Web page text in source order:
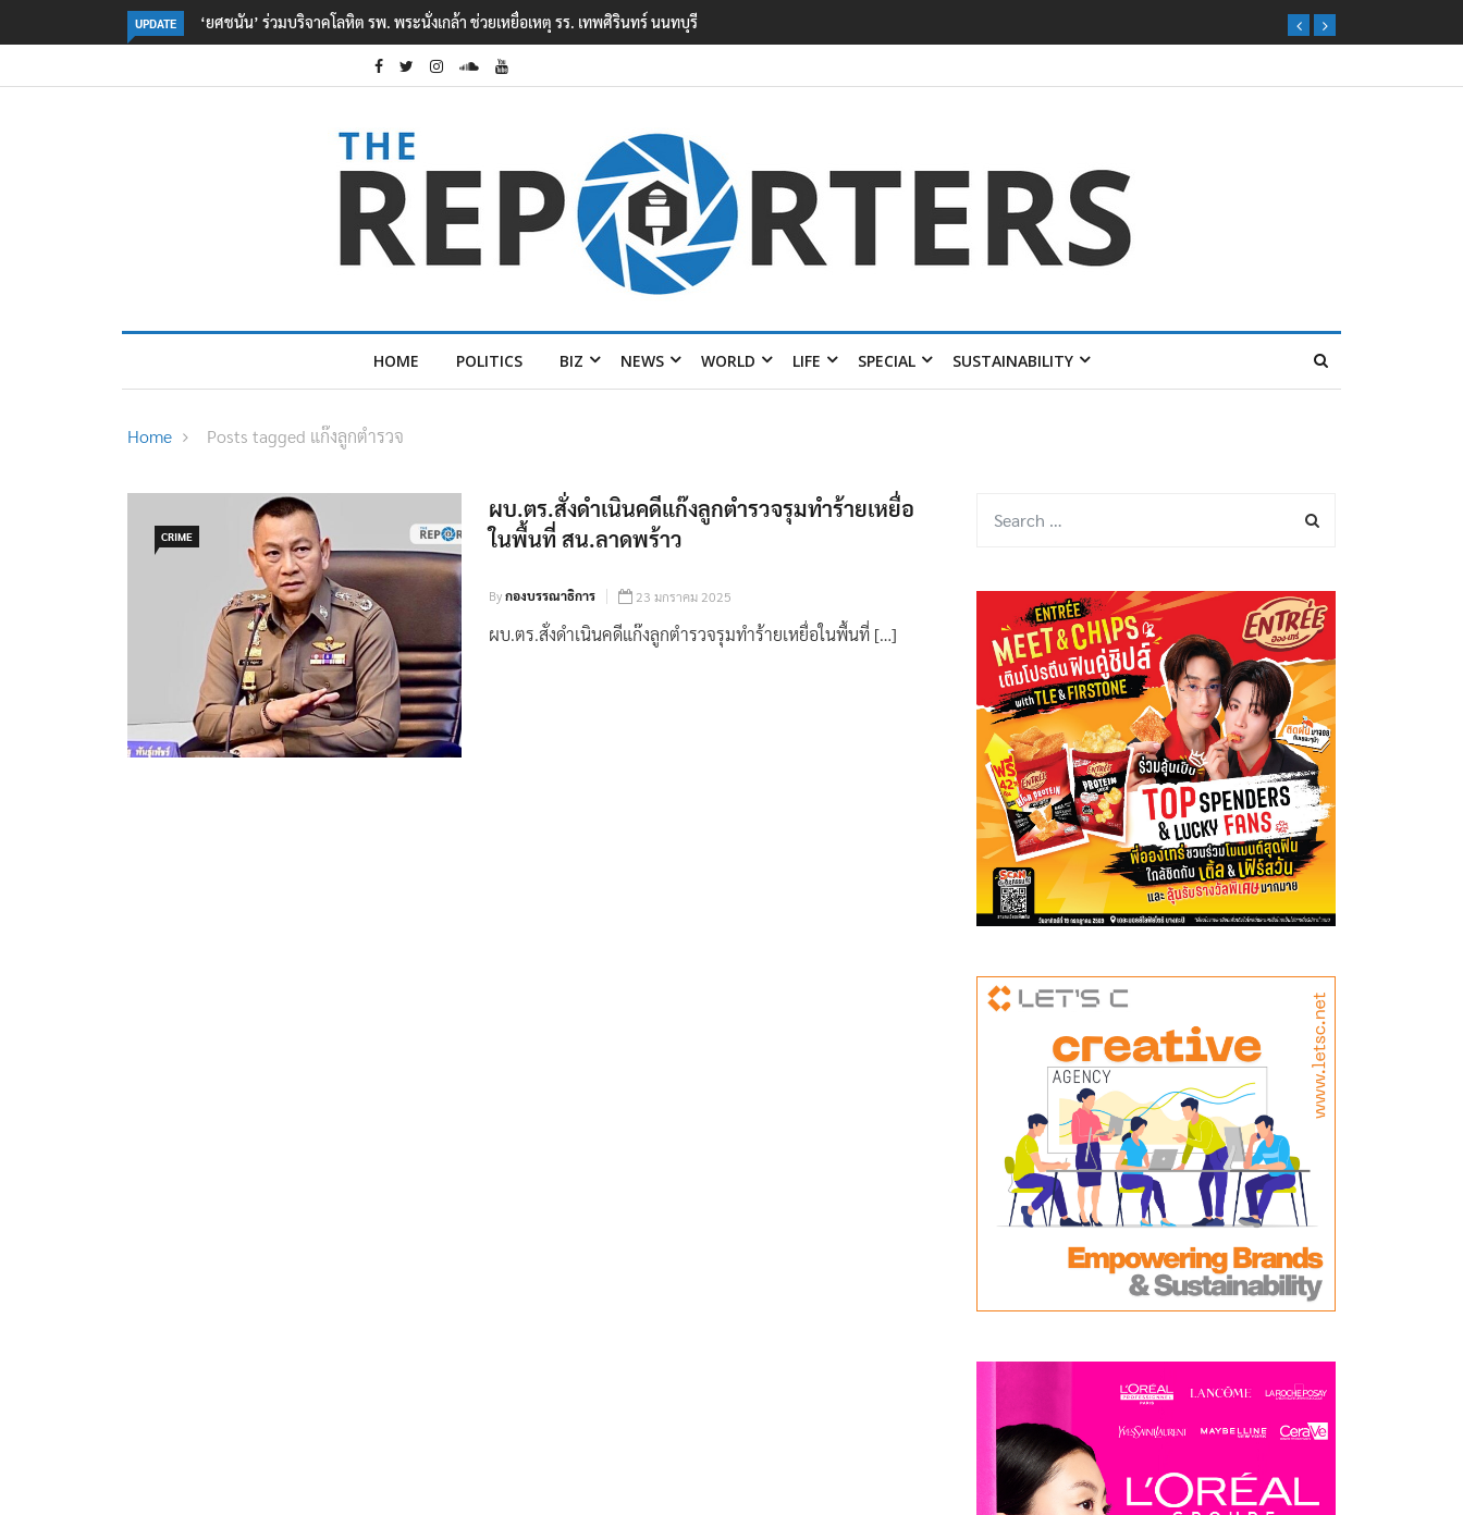
UPDATE
งเกล้า ช่วยเหยื่อเหตุ รร. เทพศิรินทร์ นนทบุรีตร. อยู่ระหว่างสอบสวนแรงจูงใจ เหตุยิงในโรงเรียนเทพศิรินทร์ นนทบุรี พบเด็กก่อ
เหตุเครียดเรื่องเรียน
HOME POLITICS BIZ NEWS WORLD LIFE SPECIAL SUSTAINABILITY
Home Posts tagged แก๊งลูกตำรวจ
CRIME
ผบ.ตร.สั่งดำเนินคดีแก๊งลูกตำรวจรุมทำร้ายเหยื่อ
ในพื้นที่ สน.ลาดพร้าว
Byกองบรรณาธิการ 23 มกราคม 2025
ผบ.ตร.สั่งดำเนินคดีแก๊งลูกตำรวจรุมทำร้ายเหยื่อในพื้นที่ […]